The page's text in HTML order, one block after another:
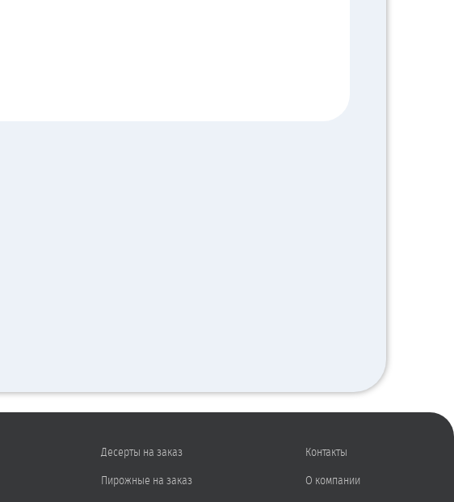
Десерты на заказ
Пирожные на заказ
Контакты
О компании